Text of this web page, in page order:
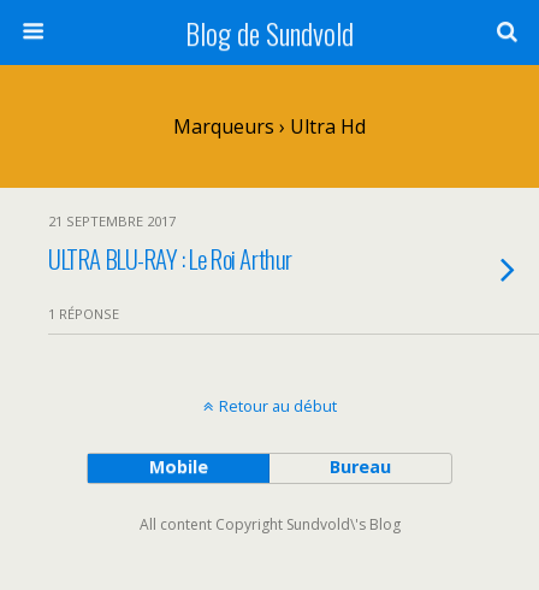
Blog de Sundvold
Marqueurs › Ultra Hd
21 SEPTEMBRE 2017
ULTRA BLU-RAY : Le Roi Arthur
1 RÉPONSE
Retour au début
Mobile Bureau
All content Copyright Sundvold\'s Blog